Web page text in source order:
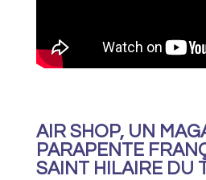
AIR SHOP, UN
PARAPENTE
SAINT HILAIRE DU